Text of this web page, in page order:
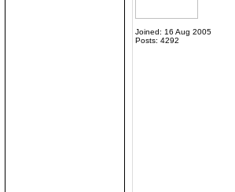
Joined: 16 Aug 2005
Posts: 4292